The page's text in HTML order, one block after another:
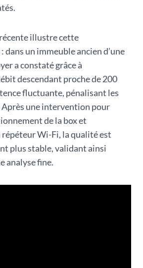
illustre cette
un immeuble ancien d’une
a constaté grâce à
descendant proche de 200
fluctuante, pénalisant les
une intervention pour
de la box et
répéteur Wi-Fi, la qualité est
plus stable, validant ainsi
analyse fine.